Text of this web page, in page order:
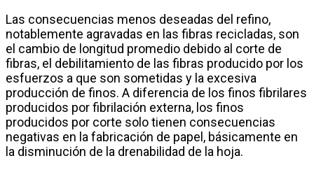
Las consecuencias menos deseadas del refino,
notablemente agravadas en las fibras recicladas, son
el cambio de longitud promedio debido al corte de
fibras, el debilitamiento de las fibras producido por los
esfuerzos a que son sometidas y la excesiva
producción de finos. A diferencia de los finos fibrilares
producidos por fibrilación externa, los finos
producidos por corte solo tienen consecuencias
negativas en la fabricación de papel, básicamente en
la disminución de la drenabilidad de la hoja.